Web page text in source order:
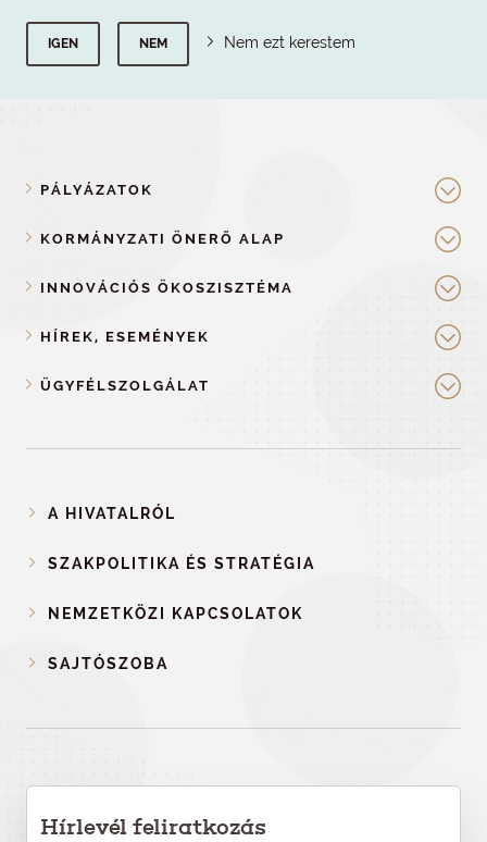
IGEN NEM Nem ezt kerestem
PÁLYÁZATOK
KORMÁNYZATI ÖNERŐ ALAP
INNOVÁCIÓS ÖKOSZISZTÉMA
HÍREK, ESEMÉNYEK
ÜGYFÉLSZOLGÁLAT
A HIVATALRÓL
SZAKPOLITIKA ÉS STRATÉGIA
NEMZETKÖZI KAPCSOLATOK
SAJTÓSZOBA
Hírlevél feliratkozás